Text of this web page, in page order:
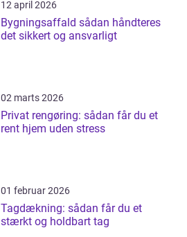
12 april 2026
Bygningsaffald sådan håndteres
det sikkert og ansvarligt
02 marts 2026
Privat rengøring: sådan får du et
rent hjem uden stress
01 februar 2026
Tagdækning: sådan får du et
stærkt og holdbart tag